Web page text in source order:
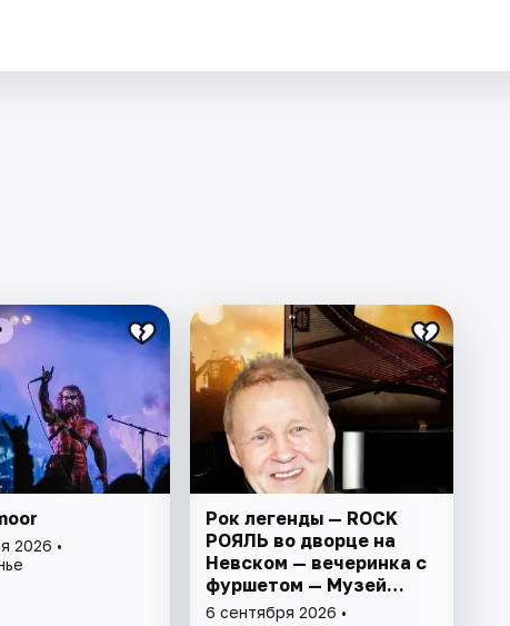
2026 •
Рок легенды — ROCK
РОЯЛЬ во дворце на
Невском — вечеринка с
фуршетом — Музей
ностальгии
6 сентября 2026 •